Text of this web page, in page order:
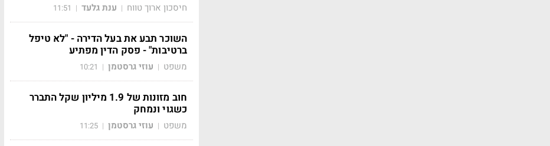
חיסכון ארוך טווח | ענת גלעד |
11:51
השוכר תבע את בעל הדירה - "לא טיפל
ברטיבות" - פסק הדין מפתיע
משפט | עוזי גרסטמן |
10:21
חוב מזונות של 1.9 מיליון שקל התברר
כשגוי ונמחק
משפט | עוזי גרסטמן |
11:25